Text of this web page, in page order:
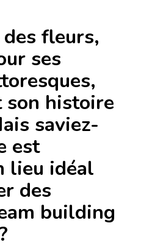
fleurs,
ses
son histoire
saviez-
est
lieu idéal
des
building